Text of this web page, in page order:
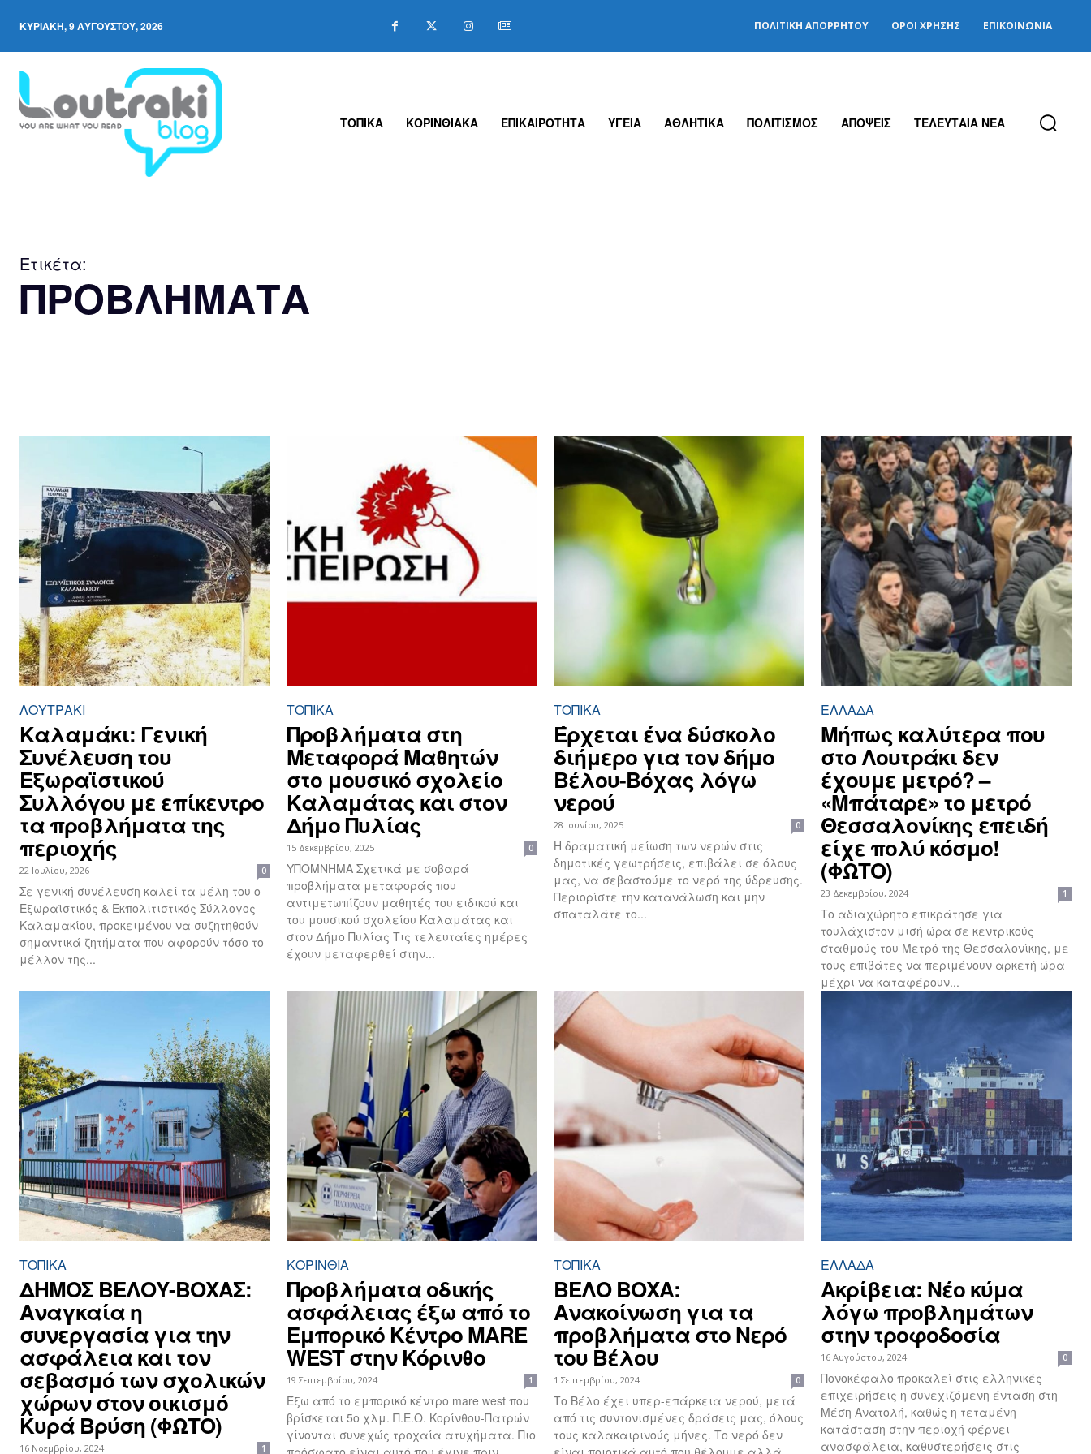
ΚΥΡΙΑΚΉ, 9 ΑΥΓΟΎΣΤΟΥ, 2026 ΠΟΛΙΤΙΚΉ ΑΠΟΡΡΉΤΟΥ ΌΡΟΙ ΧΡΉΣΗΣ ΕΠΙΚΟΙΝΩΝΊΑ
ΤΟΠΙΚΑ ΚΟΡΙΝΘΙΑΚΑ ΕΠΙΚΑΙΡΟΤΗΤΑ ΥΓΕΙΑ ΑΘΛΗΤΙΚΑ ΠΟΛΙΤΙΣΜΟΣ ΑΠΟΨΕΙΣ ΤΕΛΕΥΤΑΙΑ ΝΕΑ
Ετικέτα:
ΠΡΟΒΛΗΜΑΤΑ
ΛΟΥΤΡΆΚΙ
Καλαμάκι: Γενική
Συνέλευση του
Εξωραϊστικού
Συλλόγου με επίκεντρο
τα προβλήματα της
περιοχής
22 Ιουλίου, 2026 0
Σε γενική συνέλευση καλεί τα μέλη του ο
Εξωραϊστικός & Εκπολιτιστικός Σύλλογος
Καλαμακίου, προκειμένου να συζητηθούν
σημαντικά ζητήματα που αφορούν τόσο το
μέλλον της...
ΤΟΠΙΚΑ
Προβλήματα στη
Μεταφορά Μαθητών
στο μουσικό σχολείο
Καλαμάτας και στον
Δήμο Πυλίας
15 Δεκεμβρίου, 2025 0
ΥΠΟΜΝΗΜΑ Σχετικά με σοβαρά
προβλήματα μεταφοράς που
αντιμετωπίζουν μαθητές του ειδικού και
του μουσικού σχολείου Καλαμάτας και
στον Δήμο Πυλίας Τις τελευταίες ημέρες
έχουν μεταφερθεί στην...
ΤΟΠΙΚΑ
Έρχεται ένα δύσκολο
διήμερο για τον δήμο
Βέλου-Βόχας λόγω
νερού
28 Ιουνίου, 2025 0
Η δραματική μείωση των νερών στις
δημοτικές γεωτρήσεις, επιβάλει σε όλους
μας, να σεβαστούμε το νερό της ύδρευσης.
Περιορίστε την κατανάλωση και μην
σπαταλάτε το...
ΕΛΛΆΔΑ
Μήπως καλύτερα που
στο Λουτράκι δεν
έχουμε μετρό? –
«Μπάταρε» το μετρό
Θεσσαλονίκης επειδή
είχε πολύ κόσμο!
(ΦΩΤΟ)
23 Δεκεμβρίου, 2024 1
Το αδιαχώρητο επικράτησε για
τουλάχιστον μισή ώρα σε κεντρικούς
σταθμούς του Μετρό της Θεσσαλονίκης, με
τους επιβάτες να περιμένουν αρκετή ώρα
μέχρι να καταφέρουν...
ΤΟΠΙΚΑ
ΔΗΜΟΣ ΒΕΛΟΥ-ΒΟΧΑΣ:
Αναγκαία η
συνεργασία για την
ασφάλεια και τον
σεβασμό των σχολικών
χώρων στον οικισμό
Κυρά Βρύση (ΦΩΤΟ)
16 Νοεμβρίου, 2024 1
ΚΟΡΙΝΘΊΑ
Προβλήματα οδικής
ασφάλειας έξω από το
Εμπορικό Κέντρο MARE
WEST στην Κόρινθο
19 Σεπτεμβρίου, 2024 1
Έξω από το εμπορικό κέντρο mare west που
βρίσκεται 5ο χλμ. Π.Ε.Ο. Κορίνθου-Πατρών
γίνονται συνεχώς τροχαία ατυχήματα. Πιο
ΤΟΠΙΚΑ
ΒΕΛΟ ΒΟΧΑ:
Ανακοίνωση για τα
προβλήματα στο Νερό
του Βέλου
1 Σεπτεμβρίου, 2024 0
Το Βέλο έχει υπερ-επάρκεια νερού, μετά
από τις συντονισμένες δράσεις μας, όλους
τους καλακαιρινούς μήνες. Το νερό δεν
ΕΛΛΆΔΑ
Ακρίβεια: Νέο κύμα
λόγω προβλημάτων
στην τροφοδοσία
16 Αυγούστου, 2024 0
Πονοκέφαλο προκαλεί στις ελληνικές
επιχειρήσεις η συνεχιζόμενη ένταση στη
Μέση Ανατολή, καθώς η τεταμένη
κατάσταση στην περιοχή φέρνει
ανασφάλεια, καθυστερήσεις στις